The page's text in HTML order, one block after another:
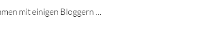
mit einigen Bloggern …